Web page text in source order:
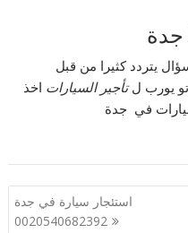
جدة
يتردد كثيرا من قبل
يورب لتأجير السيارات اخذ
في جدة
استئجار سيارة في جدة
0020540682392